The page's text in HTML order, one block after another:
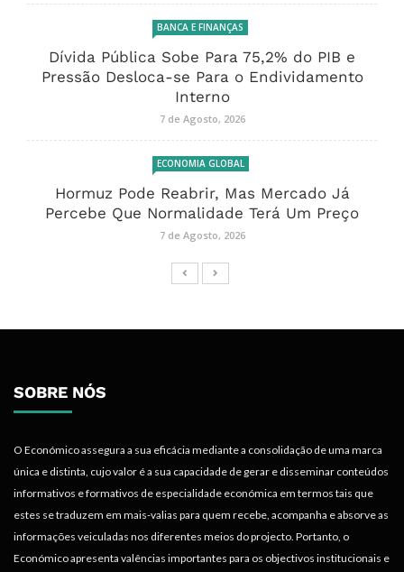
BANCA E FINANÇAS
Dívida Pública Sobe Para 75,2% do PIB e
Pressão Desloca-se Para o Endividamento
Interno
7 de Agosto, 2026
ECONOMIA GLOBAL
Hormuz Pode Reabrir, Mas Mercado Já
Percebe Que Normalidade Terá Um Preço
7 de Agosto, 2026
SOBRE NÓS
O Económico assegura a sua eficácia mediante a consolidação de uma marca
única e distinta, cujo valor é a sua capacidade de gerar e disseminar conteúdos
informativos e formativos de especialidade económica em termos tais que
estes se traduzem em mais-valias para quem recebe, acompanha e absorve as
informações veiculadas nos diferentes meios do projecto. Portanto, o
Económico apresenta valências importantes para os objectivos institucionais e